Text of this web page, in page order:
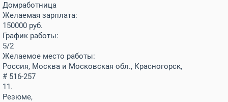
Домработница
Желаемая зарплата:
150000 руб.
График работы:
5/2
Желаемое место работы:
Россия, Москва и Московская обл., Красногорск,
# 516-257
11.
Резюме,